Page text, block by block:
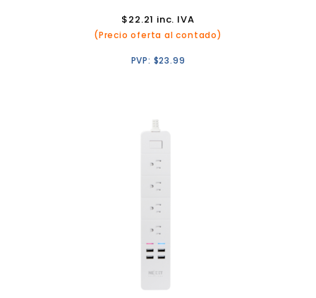
$22.21 inc. IVA
(Precio oferta al contado)
PVP: $23.99